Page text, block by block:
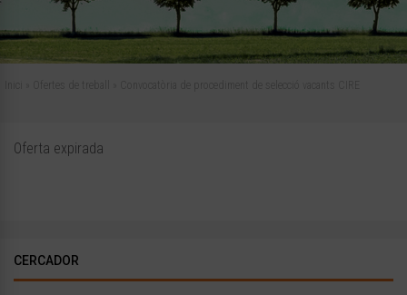
Oferta expirada
CERCADOR